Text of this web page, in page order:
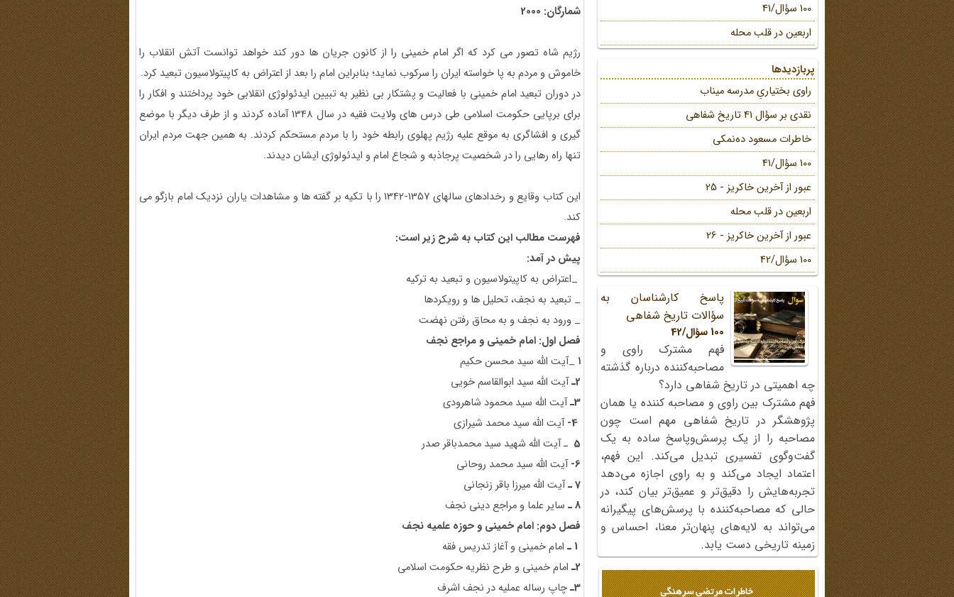
شمارگان: 2000
رژیم شاه تصور می کرد که اگر امام خمینی را از کانون جریان ها دور کند خواهد توانست آتش انقلاب را
خاموش و مردم به پا خواسته ایران را سرکوب نماید؛ بنابراین امام را بعد از اعتراض به کاپیتولاسیون تبعید کرد.
در دوران تبعید امام خمینی با فعالیت و پشتکار بی نظیر به تبیین ایدئولوژی انقلابی خود پرداختند و افکار را
برای برپایی حکومت اسلامی طی درس های ولایت فقیه در سال 1348 آماده کردند و از طرف دیگر با موضع
گیری و افشاگری به موقع علیه رژیم پهلوی رابطه خود را با مردم مستحکم کردند. به همین جهت مردم ایران
تنها راه رهایی را در شخصیت پرجاذبه و شجاع امام و ایدئولوژی ایشان دیدند.
این کتاب وقایع و رخدادهای سالهای 1357-1342 را با تکیه بر گفته ها و مشاهدات یاران نزدیک امام بازگو می
کند.
فهرست مطالب این کتاب به شرح زیر است:
پیش در آمد:
_اعتراض به کاپیتولاسیون و تبعید به ترکیه
_ تبعید به نجف، تحلیل ها و رویکردها
_ ورود به نجف و به محاق رفتن نهضت
فصل اول: امام خمینی و مراجع نجف
۱ _آیت الله سید محسن حکیم
2ـ آیت الله سید ابوالقاسم خویی
3ـ آیت الله سید محمود شاهرودی
آیت الله سید محمد شیرازی
5 ـ آیت الله شهید سید محمدباقر صدر
6- آیت الله سید محمد روحانی
7 ـ آیت الله میرزا باقر زنجانی
8 ـ
سایر علما و مراجع دینی نجف
فصل دوم: امام خمینی و حوزه علمیه نجف
امام خمینی و آغاز تدریس فقه
2ـ امام خمینی و طرح نظریه حکومت اسلامی
3ـ چاپ رساله عملیه در نجف اشرف
100 سؤال/41
اربعین در قلب محله
پربازدیدها
راوی بختیاریِ مدرسه میناب
نقدی بر سؤال 41 تاریخ شفاهی
خاطرات مسعود ده‌نمکی
100 سؤال/41
عبور از آخرین خاکریز - 25
اربعین در قلب محله
عبور از آخرین خاکریز - 26
100 سؤال/42
پاسخ کارشناسان به
سؤالات تاریخ شفاهی
100 سؤال/42
فهم مشترک راوی و
مصاحبه‌کننده درباره گذشته
چه اهمیتی در تاریخ شفاهی دارد؟
فهم مشترک بین راوی و مصاحبه کننده یا همان
پژوهشگر در تاریخ شفاهی مهم است چون
مصاحبه را از یک پرسش‌وپاسخ ساده به یک
گفت‌وگوی تفسیری تبدیل می‌کند. این فهم،
اعتماد ایجاد می‌کند و به راوی اجازه می‌دهد
تجربه‌هایش را دقیق‌تر و عمیق‌تر بیان کند، در
حالی که مصاحبه‌کننده با پرسش‌های پیگیرانه
می‌تواند به لایه‌های پنهان‌تر معنا، احساس و
زمینه تاریخی دست یابد.